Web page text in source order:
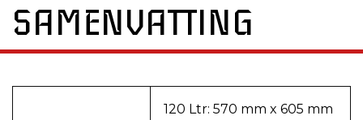
SAMENVATTING
120 Ltr: 570 mm x 605 mm